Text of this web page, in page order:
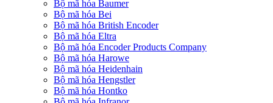
Bộ mã hóa Baumer
Bộ mã hóa Bei
Bộ mã hóa British Encoder
Bộ mã hóa Eltra
Bộ mã hóa Encoder Products Company
Bộ mã hóa Harowe
Bộ mã hóa Heidenhain
Bộ mã hóa Hengstler
Bộ mã hóa Hontko